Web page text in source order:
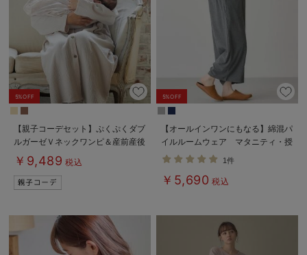
5%OFF
【親子コーデセット】ぷくぷくダブ
ルガーゼＶネックワンピ＆産前産後
使えるレギンスパジャマ&2wayオ
ール 出産準備 ギフト マタニテ
ィ・産後
￥9,489 税込
5%OFF
【オールインワンにもなる】綿混パ
イルルームウェア マタニティ・授
乳パジャマ【産後も長く着られる】
1件
￥5,690 税込